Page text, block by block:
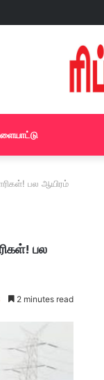
பல ஆயிரம்
பல
2 minutes read